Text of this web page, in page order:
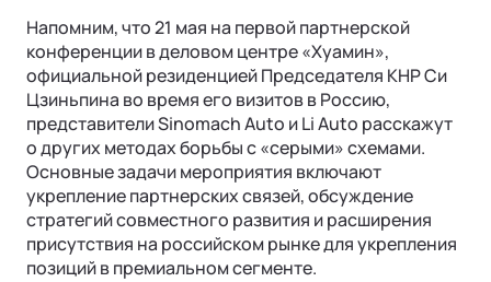
Напомним, что 21 мая на первой партнерской
конференции в деловом центре «Хуамин»,
официальной резиденцией Председателя КНР Си
Цзиньпина во время его визитов в Россию,
представители Sinomach Auto и Li Auto расскажут
о других методах борьбы с «серыми» схемами.
Основные задачи мероприятия включают
укрепление партнерских связей, обсуждение
стратегий совместного развития и расширения
присутствия на российском рынке для укрепления
позиций в премиальном сегменте.